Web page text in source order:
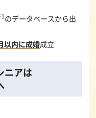
のデータベースから出
以内に成婚成立
ニアは